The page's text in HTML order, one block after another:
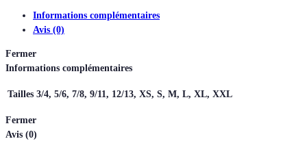
Informations complémentaires
Avis (0)
Fermer
Informations complémentaires
Tailles 3/4, 5/6, 7/8, 9/11, 12/13, XS, S, M, L, XL, XXL
Fermer
Avis (0)